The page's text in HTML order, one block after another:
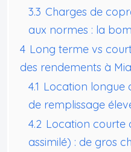
3.3 Charges de
aux normes : la
4 Long terme vs
des rendements à
4.1 Location longue
de remplissage
4.2 Location courte
assimilé) : de gros